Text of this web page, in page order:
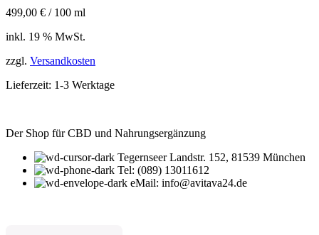
499,00 € / 100 ml
inkl. 19 % MwSt.
zzgl. Versandkosten
Lieferzeit: 1-3 Werktage
Der Shop für CBD und Nahrungsergänzung
Tegernseer Landstr. 152, 81539 München
Tel: (089) 13011612
eMail: info@avitava24.de